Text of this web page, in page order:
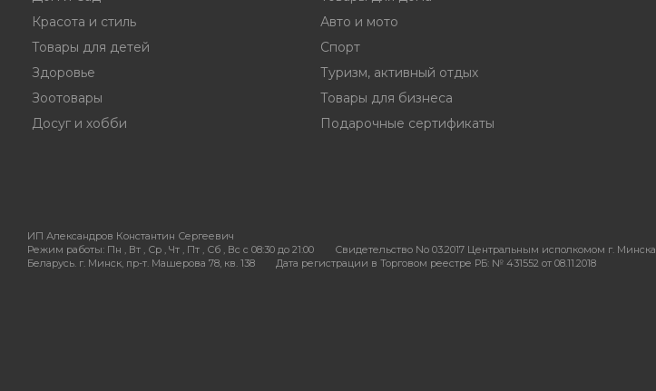
Красота и стиль
Авто и мото
Товары для детей
Спорт
Здоровье
Туризм, активный отдых
Зоотовары
Товары для бизнеса
Досуг и хобби
Подарочные сертификаты
ИП Александров Константин Сергеевич
Режим работы: Пн , Вт , Ср , Чт , Пт , Сб , Вс c 08:30 до 21:00 Свидетельство No 03.2017 Центральным исполкомом г. Минска
Беларусь. г. Минск, пр-т. Машерова 78, кв. 138
Дата регистрации в Торговом реестре РБ: № 431552 от 08.11.2018